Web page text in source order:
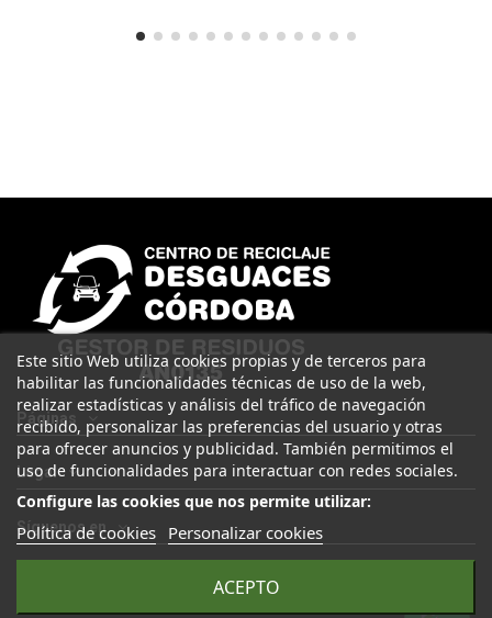
Páginas
Legal
Este sitio Web utiliza cookies propias y de terceros para
habilitar las funcionalidades técnicas de uso de la web,
realizar estadísticas y análisis del tráfico de navegación
recibido, personalizar las preferencias del usuario y otras
para ofrecer anuncios y publicidad. También permitimos el
uso de funcionalidades para interactuar con redes sociales.
Configure las cookies que nos permite utilizar:
Política de cookies Personalizar cookies
ACEPTO
Síguenos en